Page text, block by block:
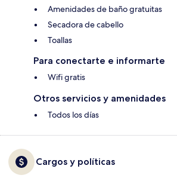
Amenidades de baño gratuitas
Secadora de cabello
Toallas
Para conectarte e informarte
Wifi gratis
Otros servicios y amenidades
Todos los días
Cargos y políticas